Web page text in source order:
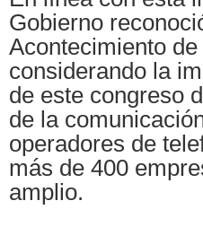
Gobierno
Acontecimiento
considerando la
de este congreso
de la
operadores de
más de 400
amplio.